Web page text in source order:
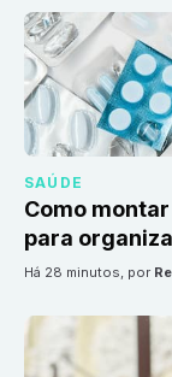
SAÚDE
Como
para
há 28 minutos, por